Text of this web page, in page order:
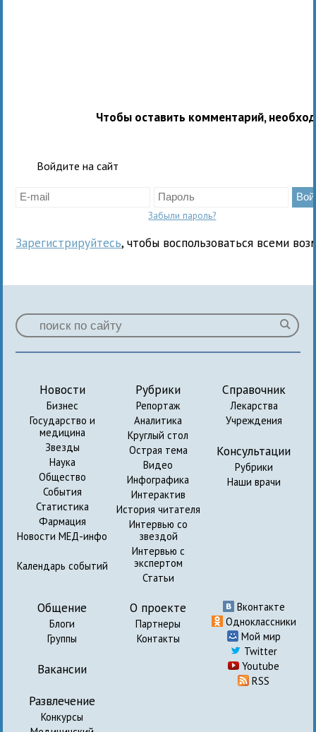
Чтобы оставить комментарий,
Войдите на сайт
Забыли пароль?
Зарегистрируйтесь, чтобы воспользоваться всеми
Новости
Бизнес
Государство и
медицина
Звезды
Наука
Общество
События
Статистика
Фармация
Новости МЕД-инфо
Календарь событий
Рубрики
Репортаж
Аналитика
Круглый стол
Острая тема
Видео
Инфографика
Интерактив
История читателя
Интервью со
звездой
Интервью с
экспертом
Статьи
Справочник
Лекарства
Учреждения
Консультации
Рубрики
Наши врачи
Общение
Блоги
Группы
Вакансии
Развлечение
Конкурсы
О проекте
Партнеры
Контакты
Вконтакте
Одноклассники
Мой мир
Twitter
Youtube
RSS